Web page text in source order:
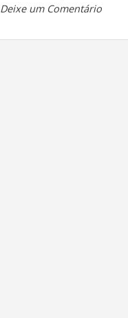
Deixe um Comentárioem